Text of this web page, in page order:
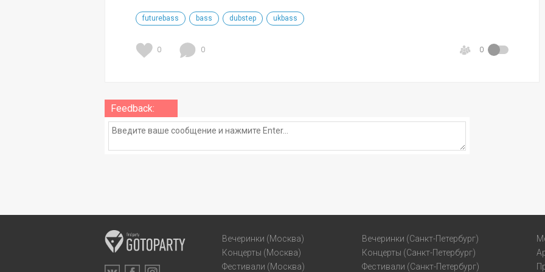
futurebass bass dubstep ukbass
0 0 0
Feedback:
Вечеринки (Москва)
Концерты (Москва)
Фестивали (Москва)
Вечеринки (Санкт-Петербург)
Концерты (Санкт-Петербург)
Фестивали (Санкт-Петербург)